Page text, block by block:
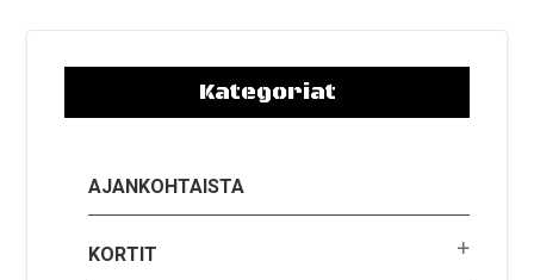
Kategoriat
AJANKOHTAISTA
KORTIT